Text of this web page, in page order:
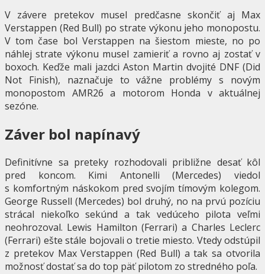
V závere pretekov musel predčasne skončiť aj Max
Verstappen (Red Bull) po strate výkonu jeho monopostu.
V tom čase bol Verstappen na šiestom mieste, no po
náhlej strate výkonu musel zamieriť a rovno aj zostať v
boxoch. Keďže mali jazdci Aston Martin dvojité DNF (Did
Not Finish), naznačuje to vážne problémy s novým
monopostom AMR26 a motorom Honda v aktuálnej
sezóne.
Záver bol napínavý
Definitívne sa preteky rozhodovali približne desať kôl
pred koncom. Kimi Antonelli (Mercedes) viedol
s komfortným náskokom pred svojím tímovým kolegom.
George Russell (Mercedes) bol druhý, no na prvú pozíciu
strácal niekoľko sekúnd a tak vedúceho pilota veľmi
neohrozoval. Lewis Hamilton (Ferrari) a Charles Leclerc
(Ferrari) ešte stále bojovali o tretie miesto. Vtedy odstúpil
z pretekov Max Verstappen (Red Bull) a tak sa otvorila
možnosť dostať sa do top päť pilotom zo stredného poľa.